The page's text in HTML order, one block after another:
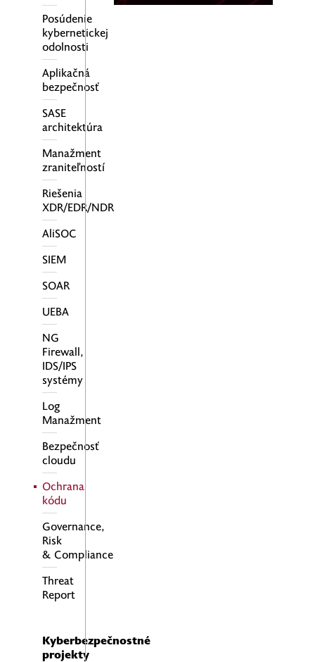
Posúdenie
kybernetickej
odolnosti
Aplikačná
bezpečnosť
SASE
architektúra
Manažment
zraniteľností
Riešenia
XDR/EDR/NDR
AliSOC
SIEM
SOAR
UEBA
NG
Firewall,
IDS/IPS
systémy
Log
Manažment
Bezpečnosť
cloudu
Ochrana
kódu
Governance,
Risk
& Compliance
Threat
Report
Kyberbezpečnostné
projekty